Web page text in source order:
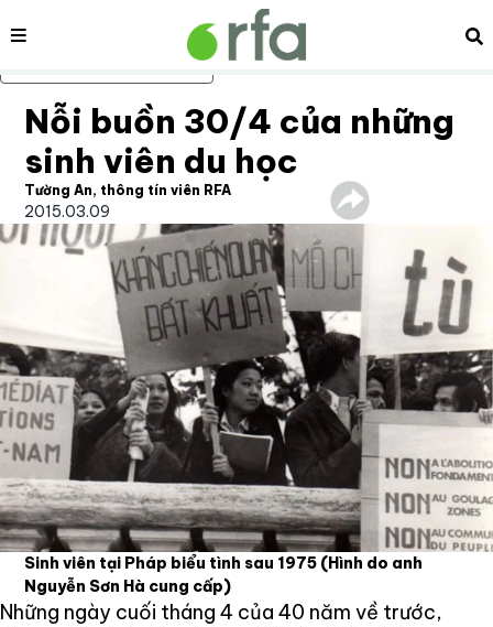
Bỏ qua nội dung chính
Nội dung
Nỗi buồn 30/4 của những
sinh viên du học
Tường An, thông tín viên RFA
2015.03.09
Sinh viên tại Pháp biểu tình sau 1975 (Hình do anh
Nguyễn Sơn Hà cung cấp)
Những ngày cuối tháng 4 của 40 năm về trước,